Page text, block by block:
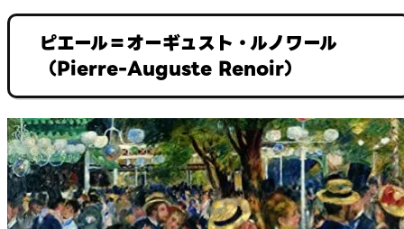
ピエール＝オーギュスト・ルノワール
（Pierre-Auguste Renoir）